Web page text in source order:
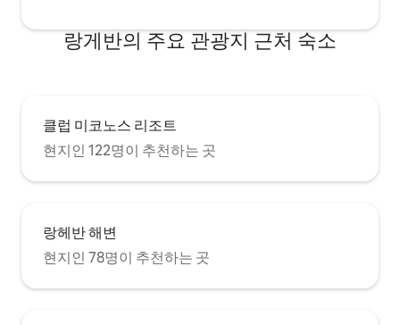
랑게반의 주요 관광지 근처 숙소
클럽 미코노스 리조트
현지인 122명이 추천하는 곳
랑헤반 해변
현지인 78명이 추천하는 곳